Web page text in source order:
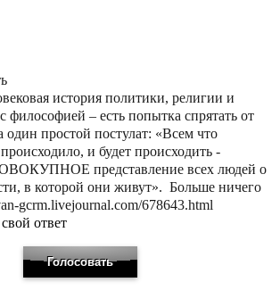
история политики, религии и
философией – есть попытка спрятать от
один простой постулат: «Всем что
и будет происходить -
представление всех людей о
в которой они живут». Больше ничего
gcrm.livejournal.com/678643.html
ответ